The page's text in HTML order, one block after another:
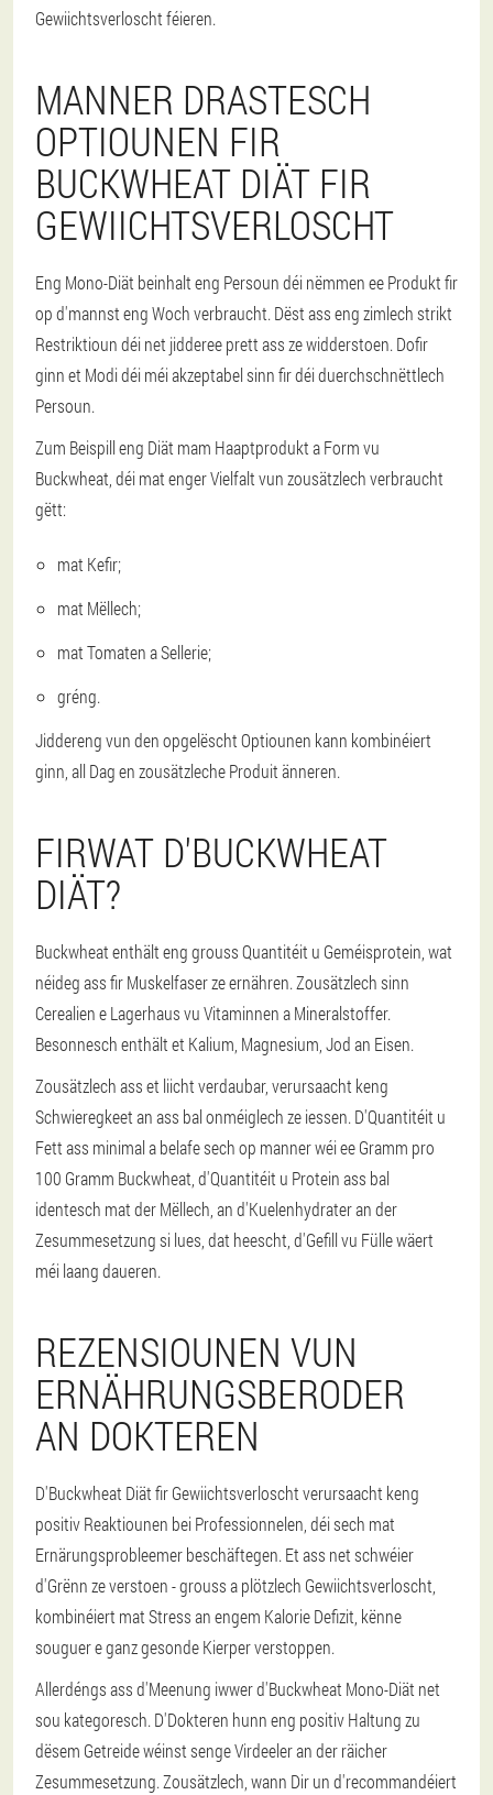
Gewiichtsverloscht féieren.
MANNER DRASTESCH
OPTIOUNEN FIR
BUCKWHEAT DIÄT FIR
GEWIICHTSVERLOSCHT
Eng Mono-Diät beinhalt eng Persoun déi nëmmen ee Produkt fir
op d'mannst eng Woch verbraucht. Dëst ass eng zimlech strikt
Restriktioun déi net jidderee prett ass ze widderstoen. Dofir
ginn et Modi déi méi akzeptabel sinn fir déi duerchschnëttlech
Persoun.
Zum Beispill eng Diät mam Haaptprodukt a Form vu
Buckwheat, déi mat enger Vielfalt vun zousätzlech verbraucht
gëtt:
mat Kefir;
mat Mëllech;
mat Tomaten a Sellerie;
gréng.
Jiddereng vun den opgelëscht Optiounen kann kombinéiert
ginn, all Dag en zousätzleche Produit änneren.
FIRWAT D'BUCKWHEAT
DIÄT?
Buckwheat enthält eng grouss Quantitéit u Geméisprotein, wat
néideg ass fir Muskelfaser ze ernähren. Zousätzlech sinn
Cerealien e Lagerhaus vu Vitaminnen a Mineralstoffer.
Besonnesch enthält et Kalium, Magnesium, Jod an Eisen.
Zousätzlech ass et liicht verdaubar, verursaacht keng
Schwieregkeet an ass bal onméiglech ze iessen. D'Quantitéit u
Fett ass minimal a belafe sech op manner wéi ee Gramm pro
100 Gramm Buckwheat, d'Quantitéit u Protein ass bal
identesch mat der Mëllech, an d'Kuelenhydrater an der
Zesummesetzung si lues, dat heescht, d'Gefill vu Fülle wäert
méi laang daueren.
REZENSIOUNEN VUN
ERNÄHRUNGSBERODER
AN DOKTEREN
D'Buckwheat Diät fir Gewiichtsverloscht verursaacht keng
positiv Reaktiounen bei Professionnelen, déi sech mat
Ernärungsprobleemer beschäftegen. Et ass net schwéier
d'Grënn ze verstoen - grouss a plötzlech Gewiichtsverloscht,
kombinéiert mat Stress an engem Kalorie Defizit, kënne
souguer e ganz gesonde Kierper verstoppen.
Allerdéngs ass d'Meenung iwwer d'Buckwheat Mono-Diät net
sou kategoresch. D'Dokteren hunn eng positiv Haltung zu
dësem Getreide wéinst senge Virdeeler an der räicher
Zesummesetzung. Zousätzlech, wann Dir un d'recommandéiert